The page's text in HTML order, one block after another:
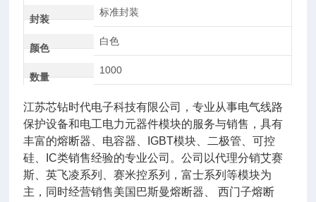
封装
标准封装
颜色
白色
数量
1000
江苏芯钻时代电子科技有限公司，专业从事电气线路
保护设备和电工电力元器件模块的服务与销售，具有
丰富的熔断器、电容器、IGBT模块、二极管、可控
硅、IC类销售经验的专业公司。公司以代理分销艾赛
斯、英飞凌系列、赛米控系列，富士系列等模块为
主，同时经营销售美国巴斯曼熔断器、 西门子熔断